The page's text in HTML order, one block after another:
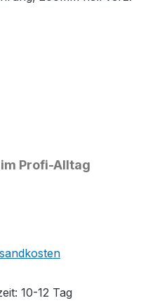
Profi-Alltag
10-12 Tag